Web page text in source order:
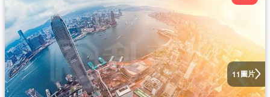
11圖片